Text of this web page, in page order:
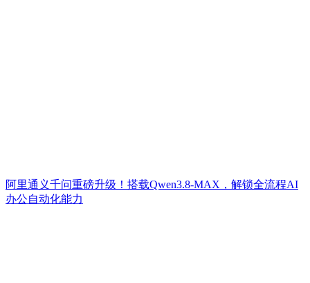
阿里通义千问重磅升级！搭载Qwen3.8-MAX，解锁全流程AI
办公自动化能力